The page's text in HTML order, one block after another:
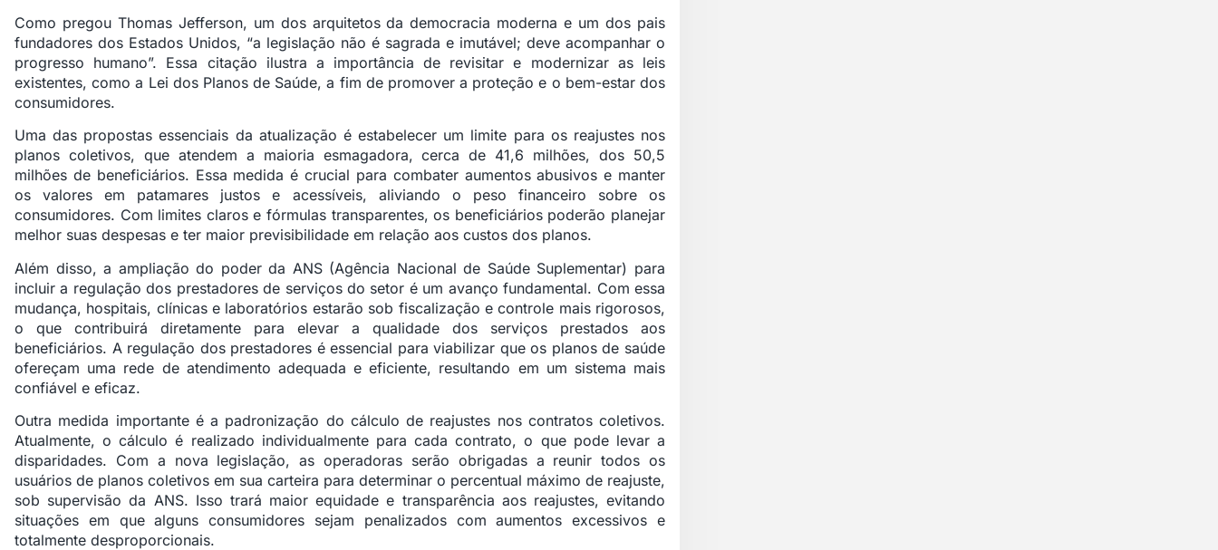
Como pregou Thomas Jefferson, um dos arquitetos da democracia moderna e um dos pais
fundadores dos Estados Unidos, “a legislação não é sagrada e imutável; deve acompanhar o
progresso humano”. Essa citação ilustra a importância de revisitar e modernizar as leis
existentes, como a Lei dos Planos de Saúde, a fim de promover a proteção e o bem-estar dos
consumidores.
Uma das propostas essenciais da atualização é estabelecer um limite para os reajustes nos
planos coletivos, que atendem a maioria esmagadora, cerca de 41,6 milhões, dos 50,5
milhões de beneficiários. Essa medida é crucial para combater aumentos abusivos e manter
os valores em patamares justos e acessíveis, aliviando o peso financeiro sobre os
consumidores. Com limites claros e fórmulas transparentes, os beneficiários poderão planejar
melhor suas despesas e ter maior previsibilidade em relação aos custos dos planos.
Além disso, a ampliação do poder da ANS (Agência Nacional de Saúde Suplementar) para
incluir a regulação dos prestadores de serviços do setor é um avanço fundamental. Com essa
mudança, hospitais, clínicas e laboratórios estarão sob fiscalização e controle mais rigorosos,
o que contribuirá diretamente para elevar a qualidade dos serviços prestados aos
beneficiários. A regulação dos prestadores é essencial para viabilizar que os planos de saúde
ofereçam uma rede de atendimento adequada e eficiente, resultando em um sistema mais
confiável e eficaz.
Outra medida importante é a padronização do cálculo de reajustes nos contratos coletivos.
Atualmente, o cálculo é realizado individualmente para cada contrato, o que pode levar a
disparidades. Com a nova legislação, as operadoras serão obrigadas a reunir todos os
usuários de planos coletivos em sua carteira para determinar o percentual máximo de reajuste,
sob supervisão da ANS. Isso trará maior equidade e transparência aos reajustes, evitando
situações em que alguns consumidores sejam penalizados com aumentos excessivos e
totalmente desproporcionais.